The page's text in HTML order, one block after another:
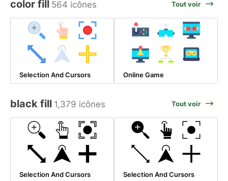
color fill 564 icônes Tout voir
Selection And Cursors Online Game
black fill 1,379 icônes Tout voir
Selection And Cursors Selection And Cursors